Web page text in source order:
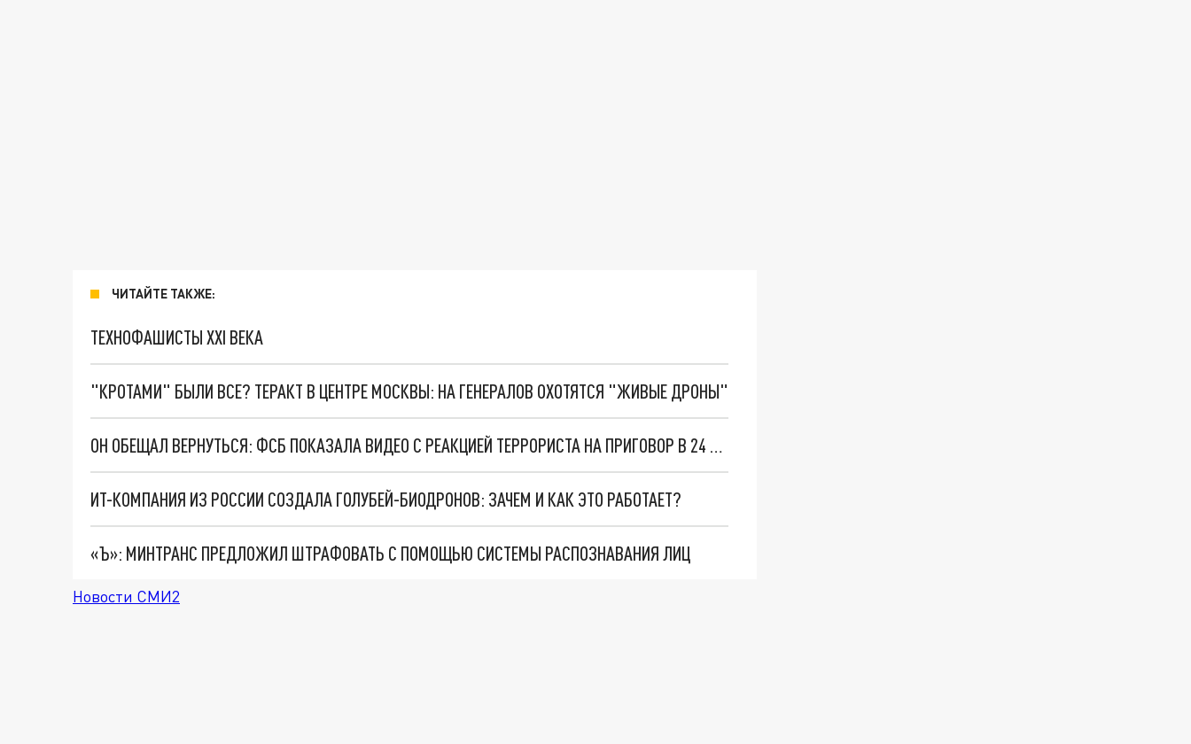
ЧИТАЙТЕ ТАКЖЕ:
ТЕХНОФАШИСТЫ XXI ВЕКА
"КРОТАМИ" БЫЛИ ВСЕ? ТЕРАКТ В ЦЕНТРЕ МОСКВЫ: НА ГЕНЕРАЛОВ ОХОТЯТСЯ "ЖИВЫЕ ДРОНЫ"
ОН ОБЕЩАЛ ВЕРНУТЬСЯ: ФСБ ПОКАЗАЛА ВИДЕО С РЕАКЦИЕЙ ТЕРРОРИСТА НА ПРИГОВОР В 24 ГОДА
ИТ-КОМПАНИЯ ИЗ РОССИИ СОЗДАЛА ГОЛУБЕЙ-БИОДРОНОВ: ЗАЧЕМ И КАК ЭТО РАБОТАЕТ?
«Ъ»: МИНТРАНС ПРЕДЛОЖИЛ ШТРАФОВАТЬ С ПОМОЩЬЮ СИСТЕМЫ РАСПОЗНАВАНИЯ ЛИЦ
Новости СМИ2